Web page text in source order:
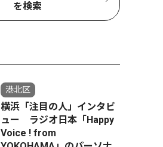
を検索
港北区
横浜「注目の人」インタビ
ュー ラジオ日本「Happy
Voice ! from